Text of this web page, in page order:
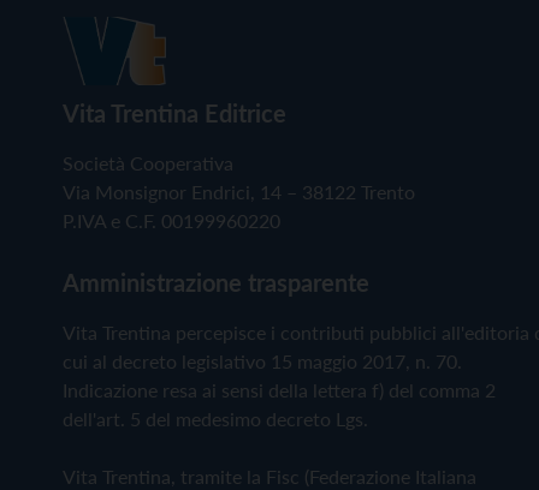
Vita Trentina Editrice
Società Cooperativa
Via Monsignor Endrici, 14 – 38122 Trento
P.IVA e C.F. 00199960220
Amministrazione trasparente
Vita Trentina percepisce i contributi pubblici all'editoria
cui al decreto legislativo 15 maggio 2017, n. 70.
Indicazione resa ai sensi della lettera f) del comma 2
dell'art. 5 del medesimo decreto Lgs.
Vita Trentina, tramite la Fisc (Federazione Italiana